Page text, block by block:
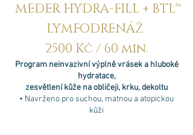
MEDER HYDRA-FILL + BTL™
LYMFODRENÁŽ
2500 Kč / 60 min.
Program neinvazivní výplně vrásek a hluboké
hydratace,
zesvětlení kůže na obličeji, krku, dekoltu
• Navrženo pro suchou, matnou a atopickou
kůži